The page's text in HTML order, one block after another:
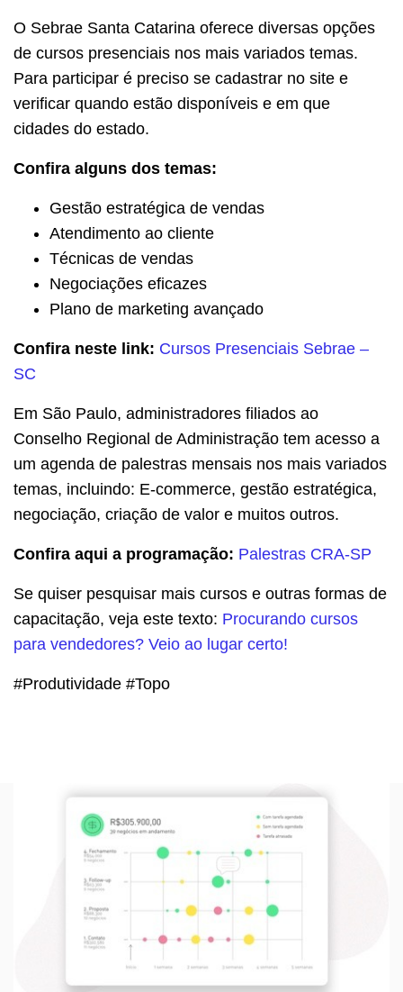
O Sebrae Santa Catarina oferece diversas opções
de cursos presenciais nos mais variados temas.
Para participar é preciso se cadastrar no site e
verificar quando estão disponíveis e em que
cidades do estado.
Confira alguns dos temas:
Gestão estratégica de vendas
Atendimento ao cliente
Técnicas de vendas
Negociações eficazes
Plano de marketing avançado
Confira neste link: Cursos Presenciais Sebrae –
SC
Em São Paulo, administradores filiados ao
Conselho Regional de Administração tem acesso a
um agenda de palestras mensais nos mais variados
temas, incluindo: E-commerce, gestão estratégica,
negociação, criação de valor e muitos outros.
Confira aqui a programação: Palestras CRA-SP
Se quiser pesquisar mais cursos e outras formas de
capacitação, veja este texto: Procurando cursos
para vendedores? Veio ao lugar certo!
#Produtividade #Topo